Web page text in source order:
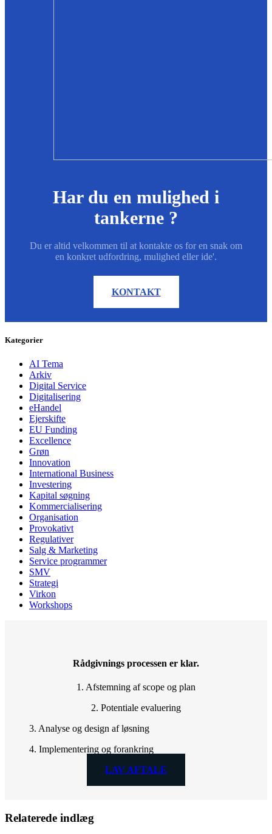
Har du en mulighed i
tankerne ?
Du er altid velkommen til at kontakte os for en snak om
en konkret udfordring, mulighed eller ide'.
KONTAKT
Kategorier
AI Tema
Arkiv
Digital Service
Digitalisering
eHandel
Ejerskifte
EU Funding
Excellence
Grøn
Innovation
International Business
Investering
Kapital søgning
Kommercialisering
Organisation
Provokativt
Regulativer
Salg & Marketing
Service programmer
SMV
Strategi
Virkon
Workshops
Rådgivnings processen er klar.
1. Afstemning af scope og plan
2. Potentiale evaluering
3. Analyse og design af løsning
4. Implementering og forankring
LAV AFTALE
Relaterede indlæg